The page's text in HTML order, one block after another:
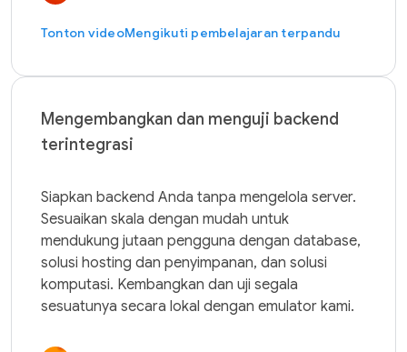
Tonton videoMengikuti pembelajaran terpandu
Mengembangkan dan menguji backend
terintegrasi
Siapkan backend Anda tanpa mengelola server.
Sesuaikan skala dengan mudah untuk
mendukung jutaan pengguna dengan database,
solusi hosting dan penyimpanan, dan solusi
komputasi. Kembangkan dan uji segala